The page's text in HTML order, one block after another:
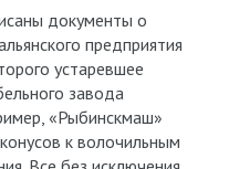
документы о
предприятия
устаревшее
завода
«Рыбинскмаш»
к волочильным